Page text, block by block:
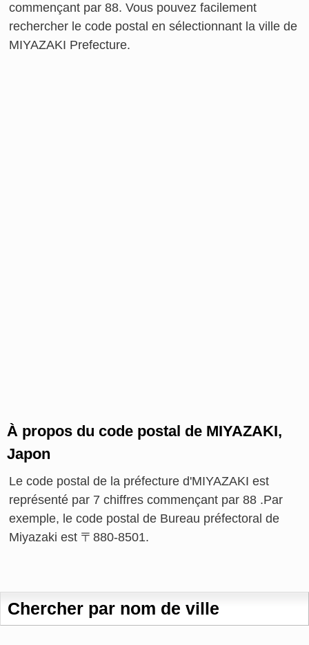
commençant par 88. Vous pouvez facilement
rechercher le code postal en sélectionnant la ville de
MIYAZAKI Prefecture.
À propos du code postal de MIYAZAKI,
Japon
Le code postal de la préfecture d'MIYAZAKI est
représenté par 7 chiffres commençant par 88 .Par
exemple, le code postal de Bureau préfectoral de
Miyazaki est 〒880-8501.
Chercher par nom de ville